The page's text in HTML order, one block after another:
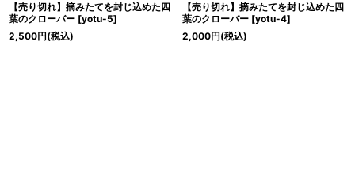
【売り切れ】摘みたてを封じ込めた四
葉のクローバー [yotu-5]
2,500円(税込)
【売り切れ】摘みたてを封じ込めた四
葉のクローバー [yotu-4]
2,000円(税込)